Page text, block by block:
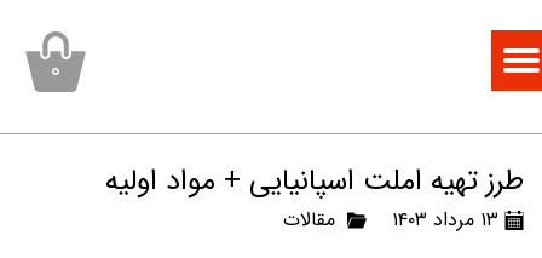
۰
طرز تهیه املت اسپانیایی + مواد اولیه
۱۳ مرداد ۱۴۰۳ مقالات